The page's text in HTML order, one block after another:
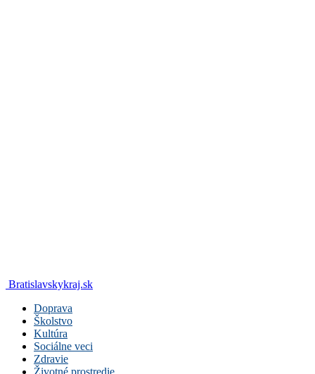
Bratislavskykraj.sk
Doprava
Školstvo
Kultúra
Sociálne veci
Zdravie
Životné prostredie